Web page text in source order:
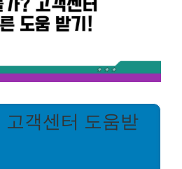
고객센터 도움받